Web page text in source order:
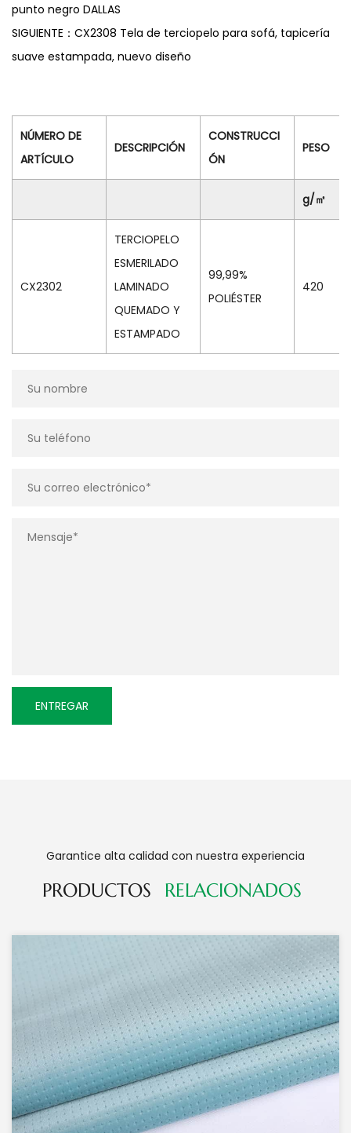
punto negro DALLAS
SIGUIENTE：CX2308 Tela de terciopelo para sofá, tapicería
suave estampada, nuevo diseño
NÚMERO DE
ARTÍCULO
DESCRIPCIÓN
CONSTRUCCI
ÓN
PESO
g/㎡
CX2302
TERCIOPELO
ESMERILADO
LAMINADO
QUEMADO Y
ESTAMPADO
99,99%
POLIÉSTER
420
Garantice alta calidad con nuestra experiencia
PRODUCTOS RELACIONADOS